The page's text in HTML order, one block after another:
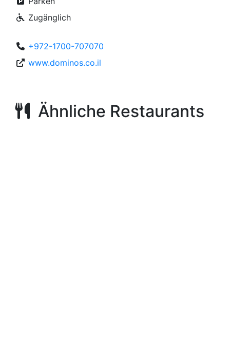
Zugänglich
+972-1700-707070
www.dominos.co.il
Ähnliche Restaurants